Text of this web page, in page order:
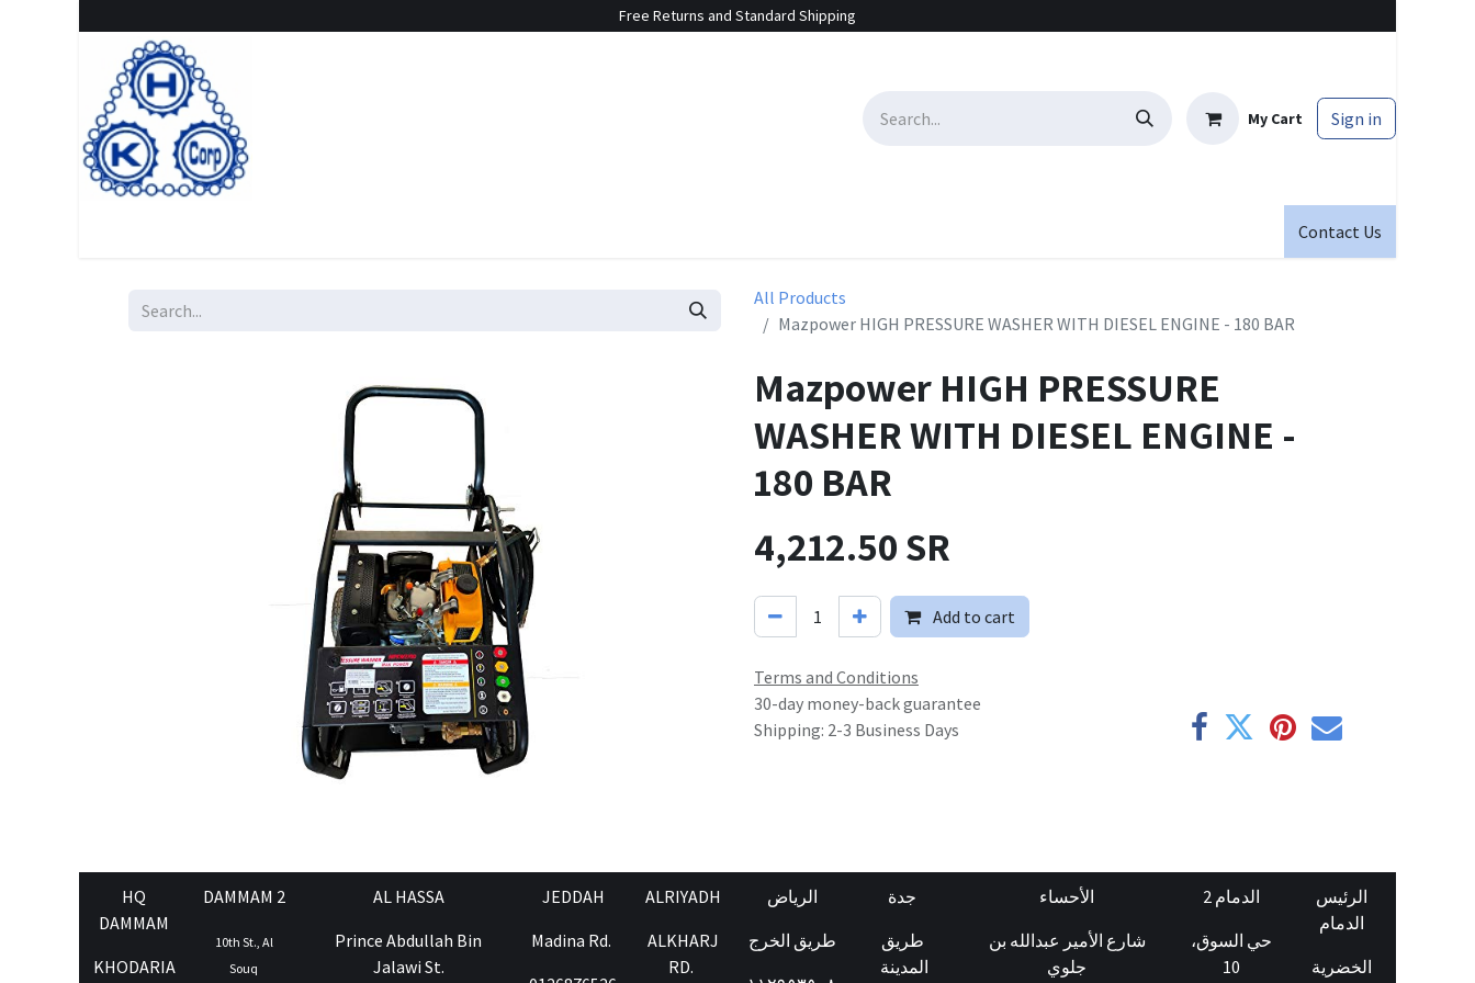
Free Returns and Standard Shipping
My Cart Sign in
Contact Us
All Products
Mazpower HIGH PRESSURE WASHER WITH DIESEL ENGINE - 180 BAR
Mazpower HIGH PRESSURE
WASHER WITH DIESEL ENGINE -
180 BAR
4,212.50SR
Add to cart
Terms and Conditions
30-day money-back guarantee
Shipping: 2-3 Business Days
HQ
DAMMAM
KHODARIA
DAMMAM 2
10th St., Al
Souq
AL HASSA
Prince Abdullah Bin
Jalawi St.
الرئيس
الدمام
الخضرية
الدمام 2
حي السوق،
10
الأحساء
شارع الأمير عبدالله بن
جلوي
جدة
طريق
المدينة
الرياض
طريق الخرج
ALRIYADH
ALKHARJ
RD.
JEDDAH
Madina Rd.